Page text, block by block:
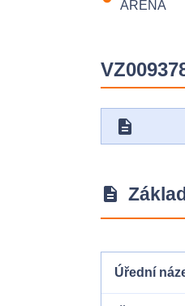
ARENA
description
description
Úřední